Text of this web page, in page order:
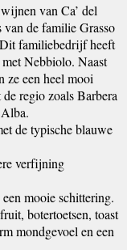
van Ca’ del
de familie Grasso
familiebedrijf heeft
Nebbiolo. Naast
ze een heel mooi
regio zoals Barbera
de typische blauwe
verfijning
mooie schittering.
botertoetsen, toast
mondgevoel en een